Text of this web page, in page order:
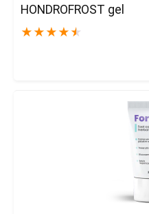
HONDROFROST gel
★ ★ ★ ★ ★